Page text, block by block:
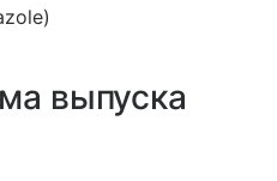
выпуска